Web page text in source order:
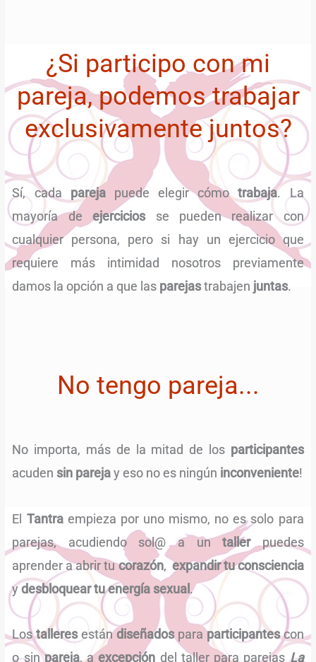
¿Si participo con mi
pareja, podemos trabajar
exclusivamente juntos?
Sí, cada parejapuede elegir cómotrabaja. La
mayoría deejercicios se pueden realizar con
cualquier persona, pero si hay un ejercicio que
requiere más intimidad nosotros previamente
damos la opción a que las parejastrabajen juntas.
No tengo pareja...
No importa, más de la mitad de los participantes
acuden sin parejay eso no es ningún inconveniente!
El Tantraempieza por uno mismo, no es solo para
parejas, acudiendo sol@ a untallerpuedes
aprender a abrir tucorazón,expandir tu consciencia
ydesbloquear tu energía sexual .
Lostalleres estándiseñadosparaparticipantescon
o sinpareja, aexcepción del taller para parejasLa